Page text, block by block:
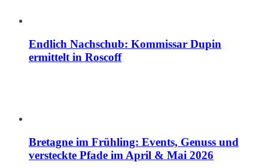
Endlich Nachschub: Kommissar Dupin
ermittelt in Roscoff
Bretagne im Frühling: Events, Genuss und
versteckte Pfade im April & Mai 2026